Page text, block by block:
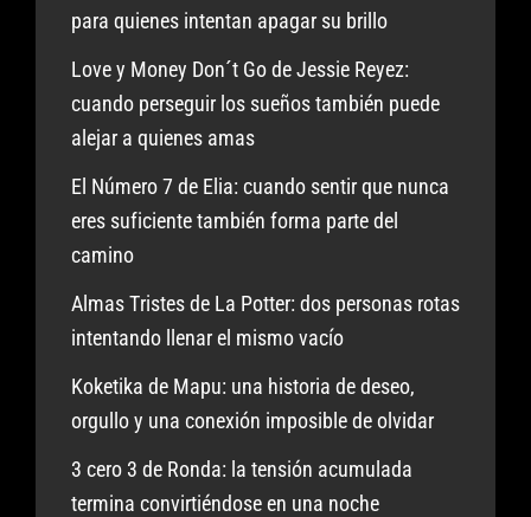
para quienes intentan apagar su brillo
Love y Money Don´t Go de Jessie Reyez:
cuando perseguir los sueños también puede
alejar a quienes amas
El Número 7 de Elia: cuando sentir que nunca
eres suficiente también forma parte del
camino
Almas Tristes de La Potter: dos personas rotas
intentando llenar el mismo vacío
Koketika de Mapu: una historia de deseo,
orgullo y una conexión imposible de olvidar
3 cero 3 de Ronda: la tensión acumulada
termina convirtiéndose en una noche